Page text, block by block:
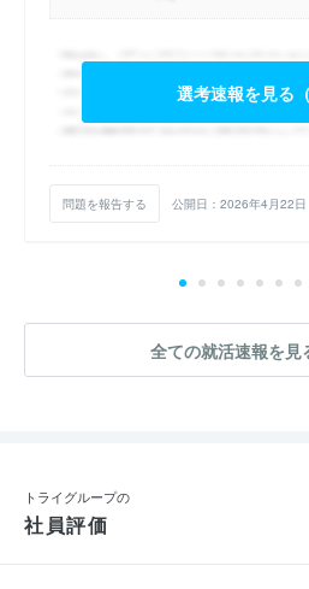
選考速報を見る
問題を報告する 公開日：2026年4月22日
全ての就活速報を見
トライグループの
社員評価